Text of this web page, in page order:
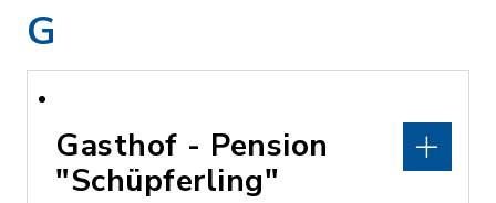
G
Gasthof - Pension
"Schüpferling"